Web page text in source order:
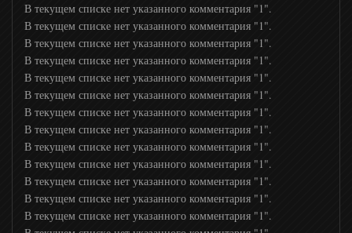
В текущем списке нет указанного комментария "1".
В текущем списке нет указанного комментария "1".
В текущем списке нет указанного комментария "1".
В текущем списке нет указанного комментария "1".
В текущем списке нет указанного комментария "1".
В текущем списке нет указанного комментария "1".
В текущем списке нет указанного комментария "1".
В текущем списке нет указанного комментария "1".
В текущем списке нет указанного комментария "1".
В текущем списке нет указанного комментария "1".
В текущем списке нет указанного комментария "1".
В текущем списке нет указанного комментария "1".
В текущем списке нет указанного комментария "1".